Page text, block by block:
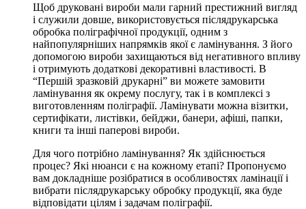
Щоб друковані вироби мали гарний престижний вигляд
і служили довше, використовується післядрукарська
обробка поліграфічної продукції, одним з
найпопулярніших напрямків якої є ламінування. З його
допомогою вироби захищаються від негативного впливу
і отримують додаткові декоративні властивості. В
“Першій зразковій друкарні” ви можете замовити
ламінування як окрему послугу, так і в комплексі з
виготовленням поліграфії. Ламінувати можна візитки,
сертифікати, листівки, бейджи, банери, афіші, папки,
книги та інші паперові вироби.
Для чого потрібно ламінування? Як здійснюється
процес? Які нюанси є на кожному етапі? Пропонуємо
вам докладніше розібратися в особливостях ламінації і
вибрати післядрукарську обробку продукції, яка буде
відповідати цілям і задачам поліграфії.